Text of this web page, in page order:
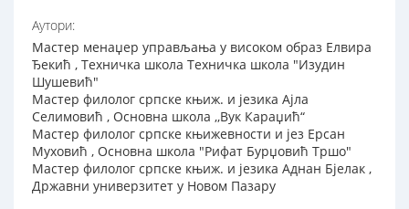
Аутори:
Мастер менаџер управљања у високом образ Елвира
Ђекић , Техничка школа Техничка школа "Изудин
Шушевић"
Мастер филолог српске књиж. и језика Ајла
Селимовић , Основна школа ,,Вук Караџић“
Мастер филолог српске књижевности и јез Ерсан
Муховић , Основна школа "Рифат Бурџовић Тршо"
Мастер филолог српске књиж. и језика Аднан Бјелак ,
Државни универзитет у Новом Пазару